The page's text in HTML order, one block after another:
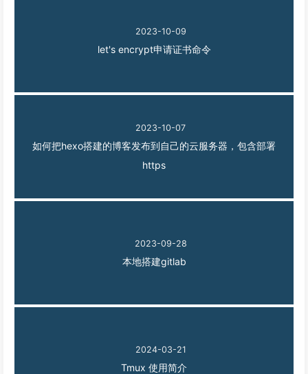
2023-10-09
let's encrypt申请证书命令
2023-10-07
如何把hexo搭建的博客发布到自己的云服务器，包含部署
https
2023-09-28
本地搭建gitlab
2024-03-21
Tmux 使用简介